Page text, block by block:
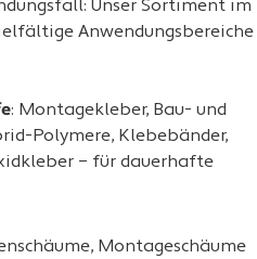
Unser Sortiment im
Anwendungsbereiche
: Montagekleber, Bau- und
Polymere, Klebebänder,
– für dauerhafte
Montageschäume